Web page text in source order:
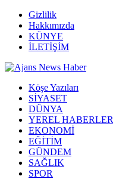
Gizlilik
Hakkımızda
KÜNYE
İLETİŞİM
Köşe Yazıları
SİYASET
DÜNYA
YEREL HABERLER
EKONOMİ
EĞİTİM
GÜNDEM
SAĞLIK
SPOR